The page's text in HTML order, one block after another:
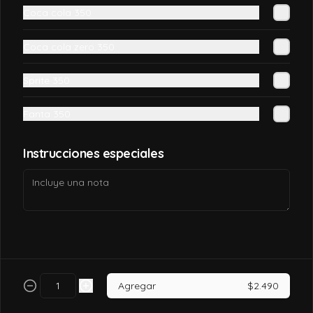
California tori
Pollo, queso crema, palta, envuelto en
$7.490
$6.990
Instrucciones especiales
Agregar $2.490